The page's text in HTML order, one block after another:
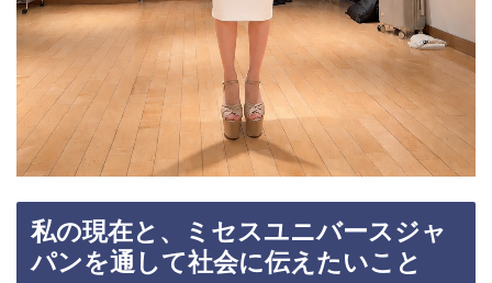
私の現在と、ミセスユニバースジャ
パンを通して社会に伝えたいこと